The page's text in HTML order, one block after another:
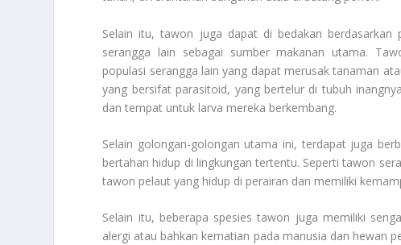
Selain itu, tawon juga dapat di bedakan
serangga lain sebagai sumber makanan utama.
populasi serangga lain yang dapat merusak tanaman
yang bersifat parasitoid, yang bertelur di tubuh
dan tempat untuk larva mereka berkembang.
Selain golongan-golongan utama ini, terdapat juga
bertahan hidup di lingkungan tertentu. Seperti tawon
tawon pelaut yang hidup di perairan dan memiliki
Selain itu, beberapa spesies tawon juga memiliki
alergi atau bahkan kematian pada manusia dan hewan